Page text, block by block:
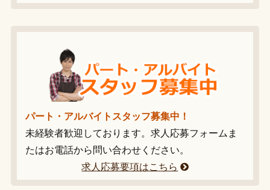
パート・アルバイトスタッフ募集中！
未経験者歓迎しております。求人応募フォームま
たはお電話から問い合わせください。
求人応募要項はこちら